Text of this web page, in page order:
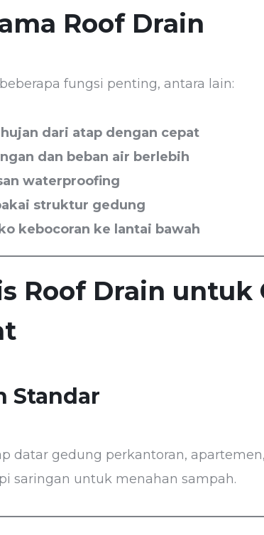
Roof Drain
fungsi penting, antara lain:
dari atap dengan cepat
dan beban air berlebih
waterproofing
struktur gedung
kebocoran ke lantai bawah
Roof Drain untuk
Standar
datar gedung perkantoran,
saringan untuk menahan sampah.